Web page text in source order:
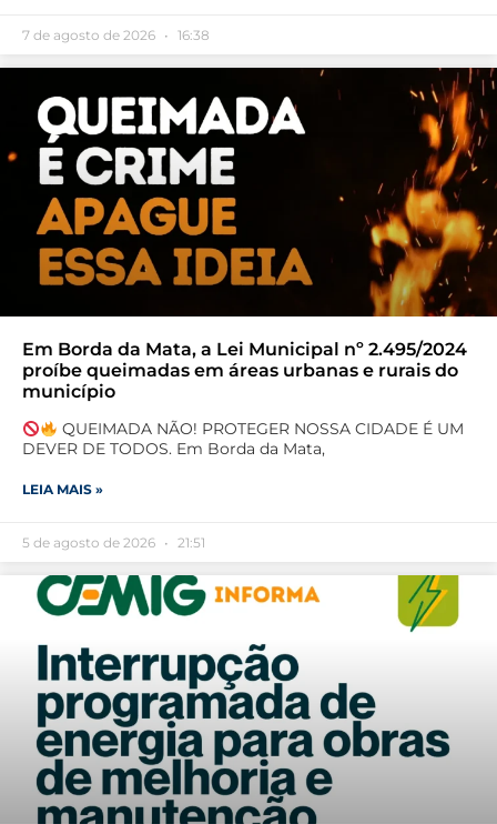
7 de agosto de 2026 16:38
Em Borda da Mata, a Lei Municipal nº 2.495/2024
proíbe queimadas em áreas urbanas e rurais do
município
QUEIMADA NÃO! PROTEGER NOSSA CIDADE É UM
DEVER DE TODOS. Em Borda da Mata,
LEIA MAIS »
5 de agosto de 2026 21:51